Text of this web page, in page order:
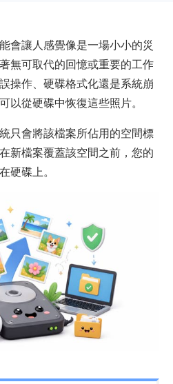
會讓人感覺像是一場小小的災
無可取代的回憶或重要的工作
操作、硬碟格式化還是系統崩
以從硬碟中恢復這些照片。
只會將該檔案所佔用的空間標
新檔案覆蓋該空間之前，您的
硬碟上。